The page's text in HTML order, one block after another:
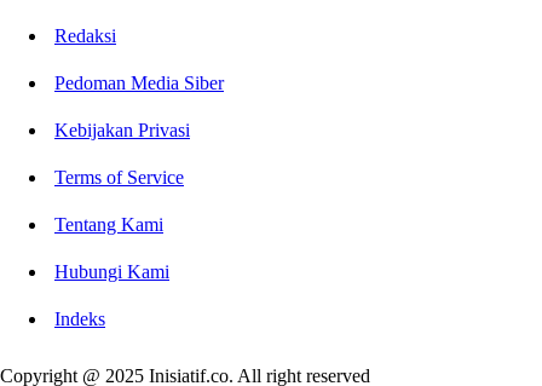
Redaksi
Pedoman Media Siber
Kebijakan Privasi
Terms of Service
Tentang Kami
Hubungi Kami
Indeks
Copyright @ 2025 Inisiatif.co. All right reserved